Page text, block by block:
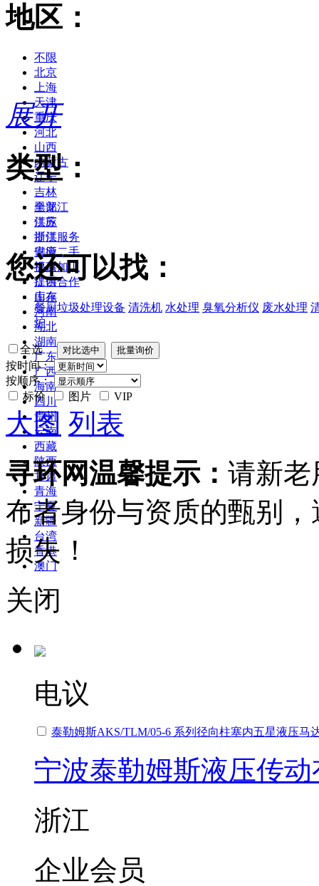
地区：
不限
北京
上海
天津
重庆
河北
山西
内蒙古
辽宁
吉林
黑龙江
江苏
浙江
安徽
福建
江西
山东
河南
湖北
湖南
广东
广西
海南
四川
贵州
云南
西藏
陕西
甘肃
青海
宁夏
新疆
台湾
香港
澳门
展开
类型：
全部
供应
提供服务
供应二手
提供加工
提供合作
库存
您还可以找：
餐厨垃圾处理设备 清洗机 水处理 臭氧分析仪 废水处理
炉
全选
按时间：
按顺序：
标价
图片 VIP
大图 列表
寻环网温馨提示： 请新老
布者身份与资质的甄别
损失！
关闭
电议
泰勒姆斯AKS/TLM/05-6 系列径向柱塞内五星液压马
宁波泰勒姆斯液压传
浙江
企业会员